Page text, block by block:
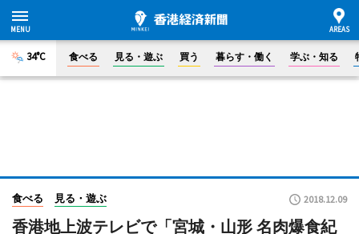
34°C 食べる 見る・遊ぶ 買う 暮らす・働く 学ぶ・知る
食べる 見る・遊ぶ 2018.12.09
香港地上波テレビで「宮城・山形 名肉爆食紀